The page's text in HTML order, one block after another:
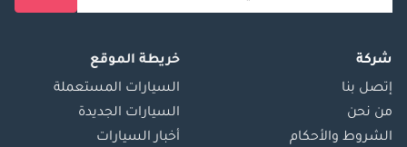
شركة
إتصل بنا
من نحن
الشروط والأحكام
خريطة الموقع
السيارات المستعملة
السيارات الجديدة
أخبار السيارات